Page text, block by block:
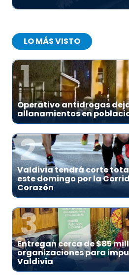
LO MÁS VISTO
1
Operativo antidrogas
allanamientos en
2
Valdivia tendrá corte
este domingo por la
Corazón
3
Entregan cerca de $85
organizaciones para
Valdivia